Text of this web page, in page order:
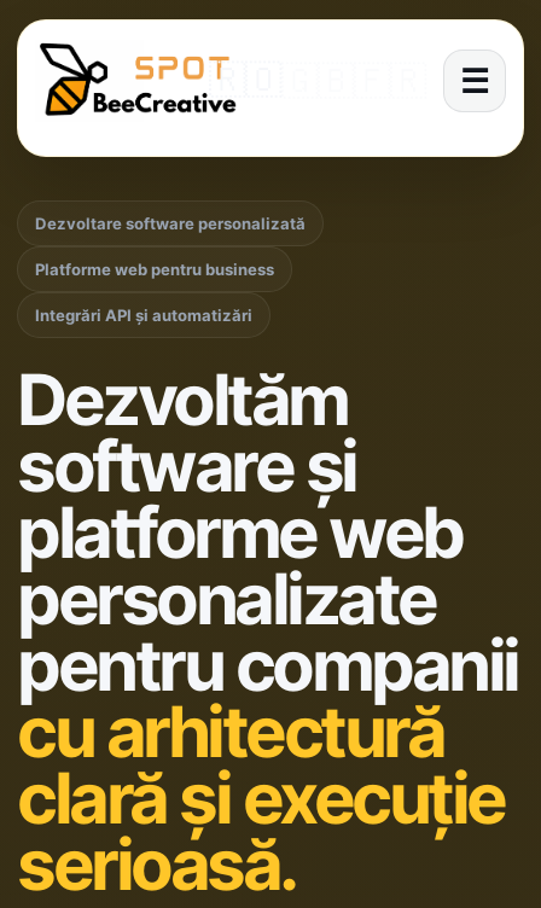
☰
🇷🇴
Dezvoltare software personalizată
Platforme web pentru business
Integrări API și automatizări
Dezvoltăm
software și
platforme web
personalizate
pentru companii
cu arhitectură
clară și execuție
serioasă.